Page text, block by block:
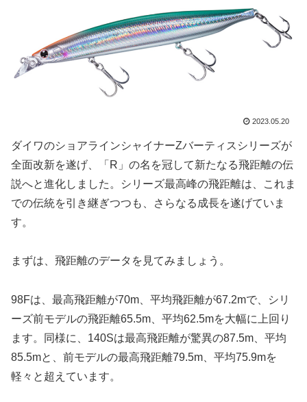
2023.05.20
ダイワのショアラインシャイナーZバーティスシリーズが
全面改新を遂げ、「R」の名を冠して新たなる飛距離の伝
説へと進化しました。シリーズ最高峰の飛距離は、これま
での伝統を引き継ぎつつも、さらなる成長を遂げていま
す。
まずは、飛距離のデータを見てみましょう。
98Fは、最高飛距離が70m、平均飛距離が67.2mで、シリ
ーズ前モデルの飛距離65.5m、平均62.5mを大幅に上回り
ます。同様に、140Sは最高飛距離が驚異の87.5m、平均
85.5mと、前モデルの最高飛距離79.5m、平均75.9mを
軽々と超えています。